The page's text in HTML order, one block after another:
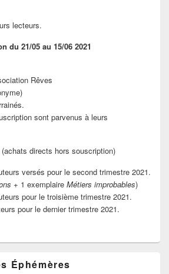
lecteurs.
du 21/05 au 15/06 2021
Rêves
sont parvenus à leurs
(achats directs hors souscription)
versés pour le second trimestre 2021.
+ 1 exemplaire Métiers improbables)
pour le troisième trimestre 2021.
pour le dernier trimestre 2021.
Éphémères